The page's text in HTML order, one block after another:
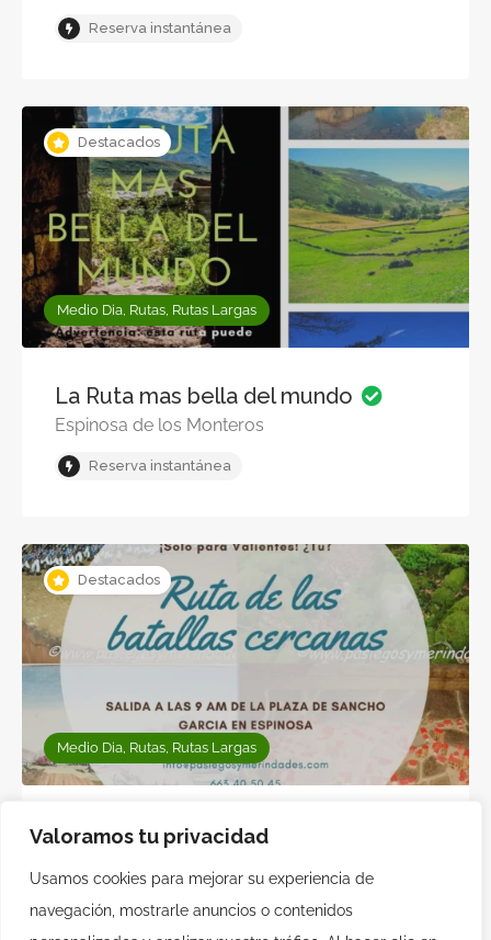
Valoramos tu privacidad
Usamos cookies para mejorar su experiencia de
navegación, mostrarle anuncios o contenidos
Reserva instantánea
Destacados
Medio Dia, Rutas, Rutas Largas
La Ruta mas bella del mundo
Espinosa de los Monteros
Reserva instantánea
Destacados
Medio Dia, Rutas, Rutas Largas
Batallas Cercanas
Reserva instantánea